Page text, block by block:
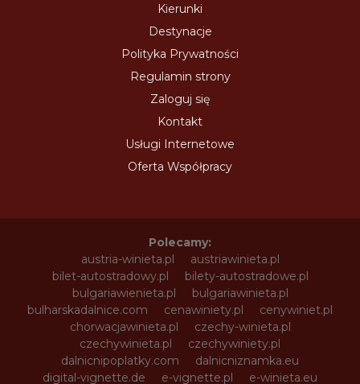
Kierunki
Destynacje
Polityka Prywatności
Regulamin strony
Zaloguj się
Kontakt
Usługi Internetowe
Oferta Współpracy
Polecamy:
austria-winieta.pl
austriawinieta.pl
bilet-autostradowy.pl
bilety-autostradowe.pl
bulgariawienieta.pl
bulgariawinieta.pl
bulharskadalnice.com
cenawiniety.pl
cenywiniet.pl
chorwacjawinieta.pl
czechy-winieta.pl
czechywinieta.pl
czechywiniety.pl
dalnicnipoplatky.com
dalnicniznamka.eu
digital-vignette.de
e-vignette.pl e-winieta.eu